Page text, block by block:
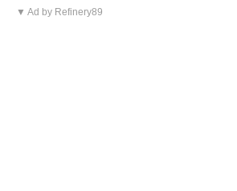
▼ Ad by Refinery89